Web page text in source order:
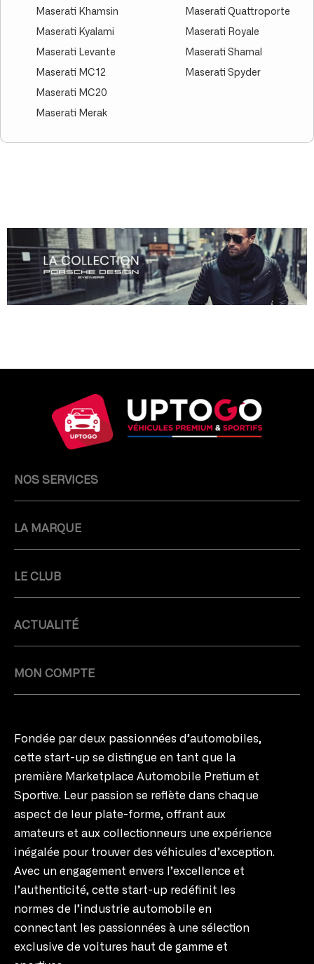
Maserati Khamsin
Maserati Kyalami
Maserati Levante
Maserati MC12
Maserati MC20
Maserati Merak
Maserati Quattroporte
Maserati Royale
Maserati Shamal
Maserati Spyder
NOS SERVICES
LA MARQUE
LE CLUB
ACTUALITÉ
MON COMPTE
Fondée par deux passionnées d’automobiles,
cette start-up se distingue en tant que la
première Marketplace Automobile Pretium et
Sportive. Leur passion se reflète dans chaque
aspect de leur plate-forme, offrant aux
amateurs et aux collectionneurs une expérience
inégalée pour trouver des véhicules d’exception.
Avec un engagement envers l’excellence et
l’authenticité, cette start-up redéfinit les
normes de l’industrie automobile en
connectant les passionnées à une sélection
exclusive de voitures haut de gamme et